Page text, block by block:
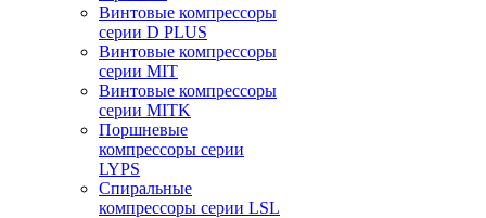
Винтовые компрессоры
серии D PLUS
Винтовые компрессоры
серии MIT
Винтовые компрессоры
серии MITK
Поршневые
компрессоры серии
LYPS
Спиральные
компрессоры серии LSL